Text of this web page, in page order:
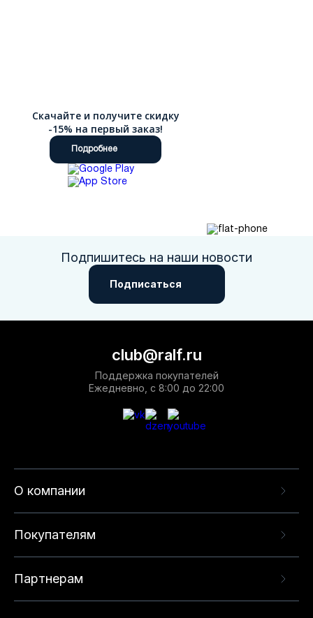
Скачайте и получите скидку
-15% на первый заказ!
Подробнее
Подпишитесь на наши новости
Подписаться
О компании
Покупателям
Партнерам
club@ralf.ru
Поддержка покупателей
Ежедневно, с 8:00 до 22:00